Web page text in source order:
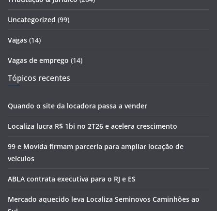
Uncategorized (99)
Vagas (14)
Vagas de emprego (14)
Tópicos recentes
Quando o site da locadora passa a vender
Localiza lucra R$ 1bi no 2T26 e acelera crescimento
99 e Movida firmam parceria para ampliar locação de
veículos
ABLA contrata executiva para o RJ e ES
Mercado aquecido leva Localiza Seminovos Caminhões ao